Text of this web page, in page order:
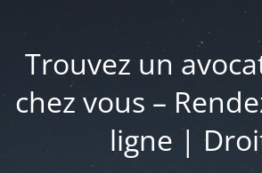
Trouvez un
chez vous –
ligne |